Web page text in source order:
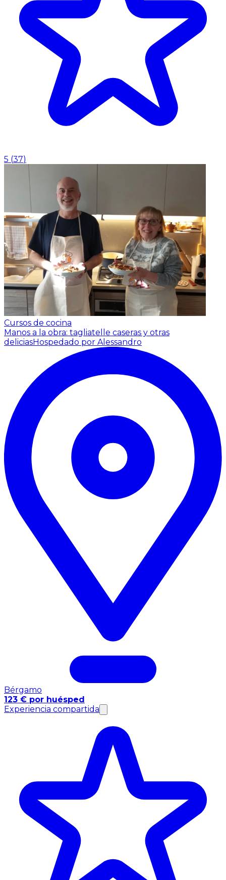
5 (37)
Cursos de cocina
Manos a la obra: tagliatelle caseras y otras
deliciasHospedado por Alessandro
Bérgamo
123 € por huésped
Experiencia compartida